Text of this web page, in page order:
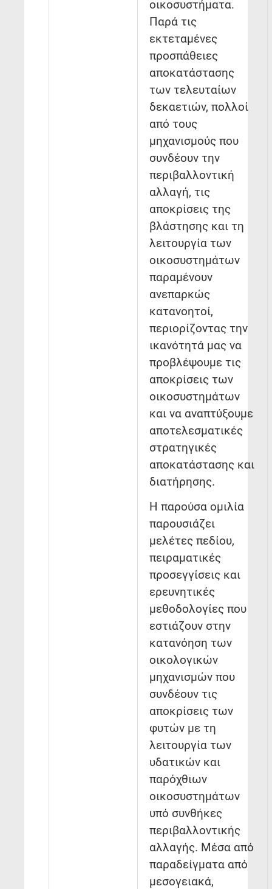
οικοσυστήματα.
Παρά τις
εκτεταμένες
προσπάθειες
αποκατάστασης
των τελευταίων
δεκαετιών, πολλοί
από τους
μηχανισμούς που
συνδέουν την
περιβαλλοντική
αλλαγή, τις
αποκρίσεις της
βλάστησης και τη
λειτουργία των
οικοσυστημάτων
παραμένουν
ανεπαρκώς
κατανοητοί,
περιορίζοντας την
ικανότητά μας να
προβλέψουμε τις
αποκρίσεις των
οικοσυστημάτων
και να αναπτύξουμε
αποτελεσματικές
στρατηγικές
αποκατάστασης και
διατήρησης.
Η παρούσα ομιλία
παρουσιάζει
μελέτες πεδίου,
πειραματικές
προσεγγίσεις και
ερευνητικές
μεθοδολογίες που
εστιάζουν στην
κατανόηση των
οικολογικών
μηχανισμών που
συνδέουν τις
αποκρίσεις των
φυτών με τη
λειτουργία των
υδατικών και
παρόχθιων
οικοσυστημάτων
υπό συνθήκες
περιβαλλοντικής
αλλαγής. Μέσα από
παραδείγματα από
μεσογειακά,